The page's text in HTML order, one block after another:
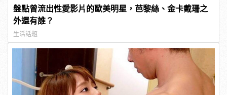
盤點曾流出性愛影片的歐美明星，芭黎絲、金卡戴珊之
外還有誰？
生活話題